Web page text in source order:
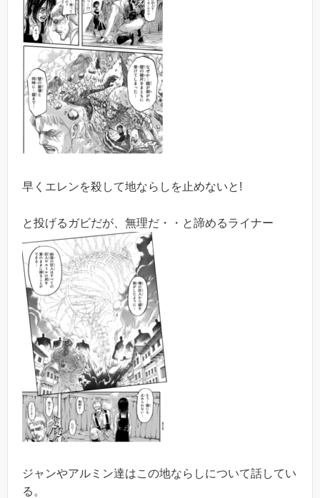
早くエレンを殺して地ならしを止めないと!
と投げるガビだが、無理だ・・と諦めるライナー
ジャンやアルミン達はこの地ならしについて話してい
る。